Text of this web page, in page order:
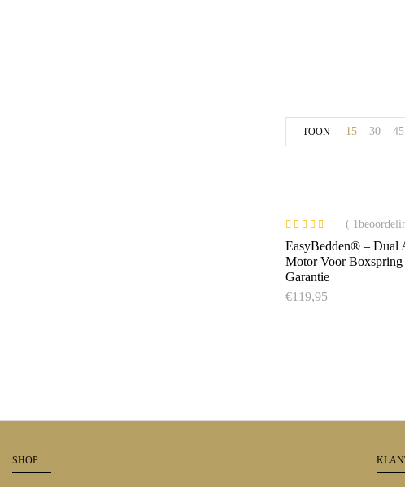
TOON 15 30 45
5.00uit 5
(
EasyBedden® – Dual
Motor Voor Boxspring
Garantie
€119,95
SHOP